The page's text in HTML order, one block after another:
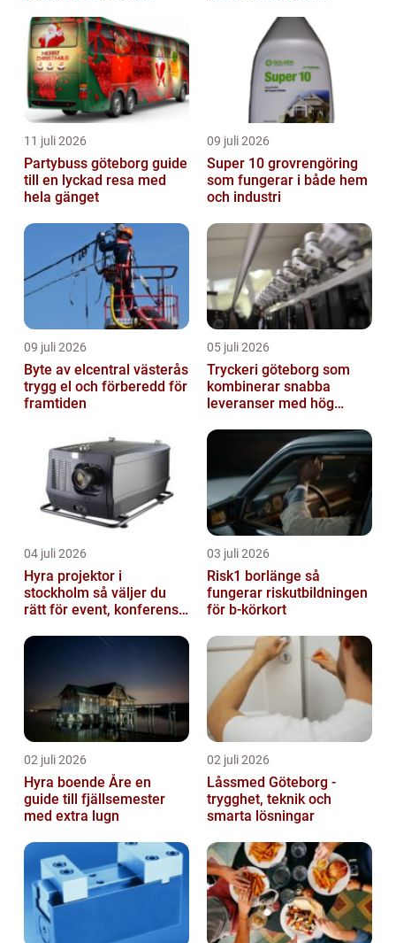
11 juli 2026
Partybuss göteborg guide
till en lyckad resa med
hela gänget
09 juli 2026
Super 10 grovrengöring
som fungerar i både hem
och industri
09 juli 2026
Byte av elcentral västerås
trygg el och förberedd för
framtiden
05 juli 2026
Tryckeri göteborg som
kombinerar snabba
leveranser med hög
04 juli 2026
Hyra projektor i
stockholm så väljer du
rätt för event, konferens
03 juli 2026
Risk1 borlänge så
fungerar riskutbildningen
för b-körkort
02 juli 2026
Hyra boende Åre en
guide till fjällsemester
med extra lugn
02 juli 2026
Låssmed Göteborg -
trygghet, teknik och
smarta lösningar